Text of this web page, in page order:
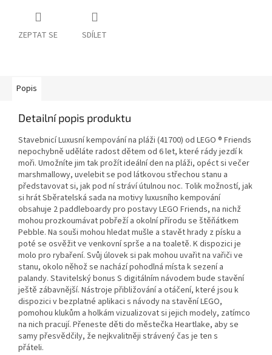
ZEPTAT SE SDÍLET
Popis
Detailní popis produktu
Stavebnicí Luxusní kempování na pláži (41700) od LEGO ® Friends
nepochybně uděláte radost dětem od 6 let, které rády jezdí k
moři. Umožníte jim tak prožít ideální den na pláži, opéct si večer
marshmallowy, uvelebit se pod látkovou střechou stanu a
představovat si, jak pod ní stráví útulnou noc. Tolik možností, jak
si hrát Sběratelská sada na motivy luxusního kempování
obsahuje 2 paddleboardy pro postavy LEGO Friends, na nichž
mohou prozkoumávat pobřeží a okolní přírodu se štěňátkem
Pebble. Na souši mohou hledat mušle a stavět hrady z písku a
poté se osvěžit ve venkovní sprše a na toaletě. K dispozici je
molo pro rybaření. Svůj úlovek si pak mohou uvařit na vařiči ve
stanu, okolo něhož se nachází pohodlná místa k sezení a
palandy. Stavitelský bonus S digitálním návodem bude stavění
ještě zábavnější. Nástroje přibližování a otáčení, které jsou k
dispozici v bezplatné aplikaci s návody na stavění LEGO,
pomohou klukům a holkám vizualizovat si jejich modely, zatímco
na nich pracují. Přeneste děti do městečka Heartlake, aby se
samy přesvědčily, že nejkvalitněji strávený čas je ten s
přáteli.